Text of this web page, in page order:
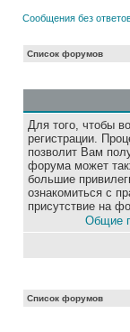
Сообщения без
Список форумов
Для того, чтобы
регистрации.
позволит Вам
форума может
большие
ознакомиться с
присутствие на
Общие
Список форумов